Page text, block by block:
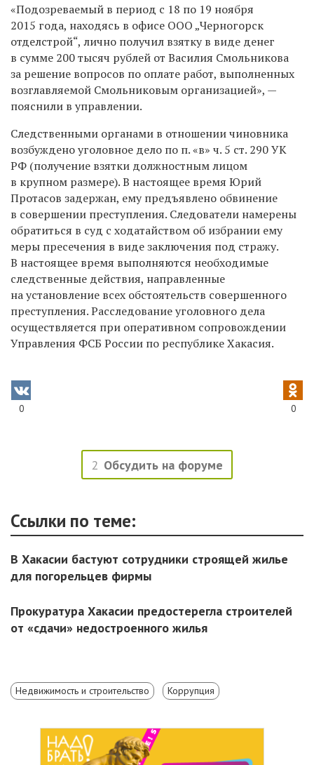
«Подозреваемый в период с 18 по 19 ноября
2015 года, находясь в офисе ООО „Черногорск
отделстрой“, лично получил взятку в виде денег
в сумме 200 тысяч рублей от Василия Смольникова
за решение вопросов по оплате работ, выполненных
возглавляемой Смольниковым организацией», —
пояснили в управлении.
Следственными органами в отношении чиновника
возбуждено уголовное дело по п. «в» ч. 5 ст. 290 УК
РФ (получение взятки должностным лицом
в крупном размере). В настоящее время Юрий
Протасов задержан, ему предъявлено обвинение
в совершении преступления. Следователи намерены
обратиться в суд с ходатайством об избрании ему
меры пресечения в виде заключения под стражу.
В настоящее время выполняются необходимые
следственные действия, направленные
на установление всех обстоятельств совершенного
преступления. Расследование уголовного дела
осуществляется при оперативном сопровождении
Управления ФСБ России по республике Хакасия.
0 0
2 Обсудить на форуме
Ссылки по теме:
В Хакасии бастуют сотрудники строящей жилье
для погорельцев фирмы
Прокуратура Хакасии предостерегла строителей
от «сдачи» недостроенного жилья
Недвижимость и строительство Коррупция